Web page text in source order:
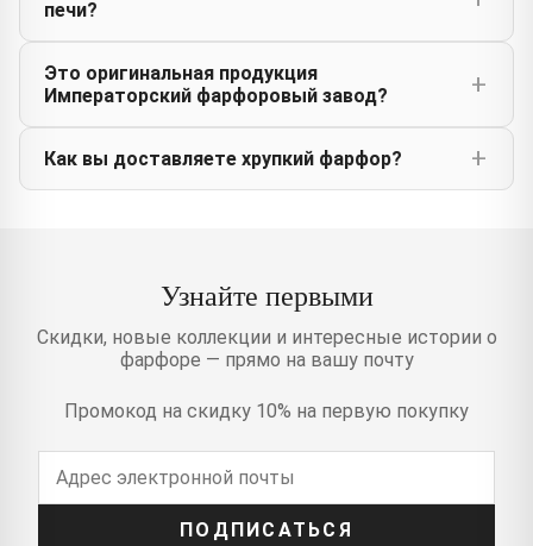
печи?
Это оригинальная продукция
Императорский фарфоровый завод?
Как вы доставляете хрупкий фарфор?
Узнайте первыми
Скидки, новые коллекции и интересные истории о
фарфоре — прямо на вашу почту
Промокод на скидку 10% на первую покупку
ПОДПИСАТЬСЯ